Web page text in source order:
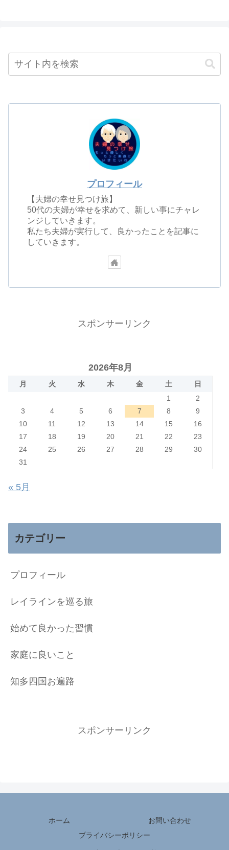
プロフィール
【夫婦の幸せ見つけ旅】
50代の夫婦が幸せを求めて、新しい事にチャレ
ンジしていきます。
私たち夫婦が実行して、良かったことを記事に
していきます。
スポンサーリンク
2026年8月
月 火 水 木 金 土
日
1
2
3
4 5 6 7 8
9
10
11 12 13 14 15
16
17
18 19 20 21 22
23
24
25 26 27 28 29
30
31
« 5月
カテゴリー
プロフィール
レイラインを巡る旅
始めて良かった習慣
家庭に良いこと
知多四国お遍路
スポンサーリンク
ホーム
お問い合わせ
プライバシーポリシー